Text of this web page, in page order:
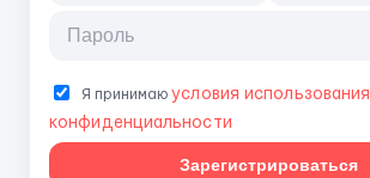
Я принимаюусловия использования
конфиденциальности
Зарегистрироваться